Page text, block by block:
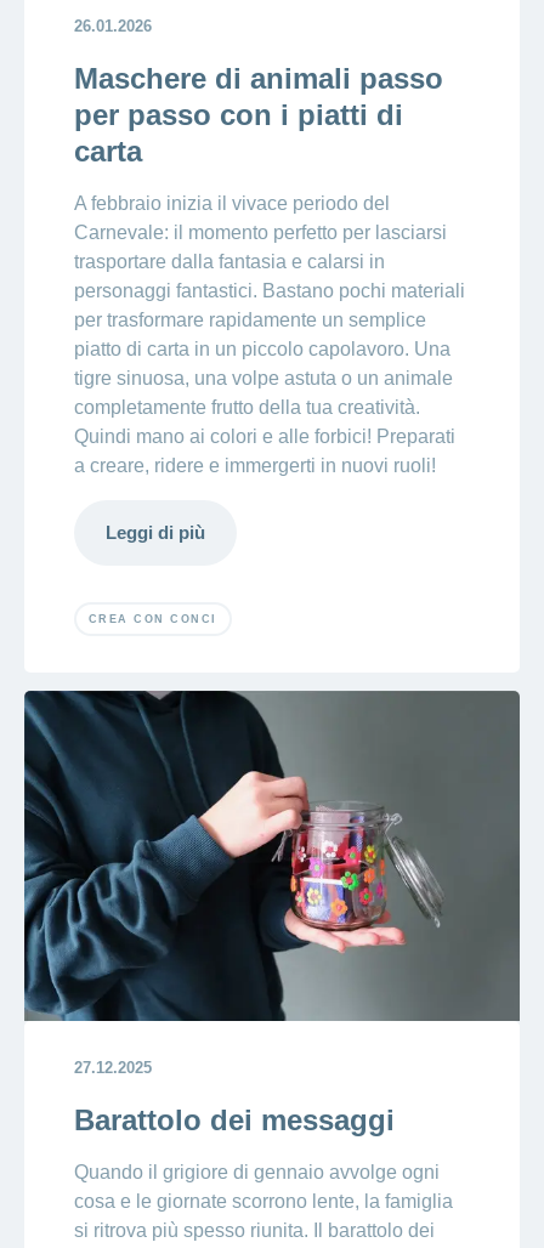
26.01.2026
Maschere di animali passo
per passo con i piatti di
carta
A febbraio inizia il vivace periodo del
Carnevale: il momento perfetto per lasciarsi
trasportare dalla fantasia e calarsi in
personaggi fantastici. Bastano pochi materiali
per trasformare rapidamente un semplice
piatto di carta in un piccolo capolavoro. Una
tigre sinuosa, una volpe astuta o un animale
completamente frutto della tua creatività.
Quindi mano ai colori e alle forbici! Preparati
a creare, ridere e immergerti in nuovi ruoli!
Leggi di più
CREA CON CONCI
27.12.2025
Barattolo dei messaggi
Quando il grigiore di gennaio avvolge ogni
cosa e le giornate scorrono lente, la famiglia
si ritrova più spesso riunita. Il barattolo dei